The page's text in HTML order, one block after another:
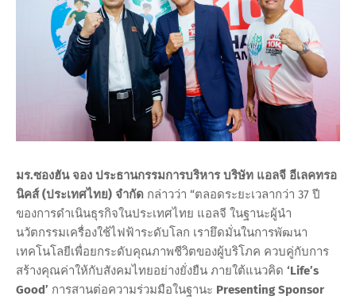
มร.ซองฮัน จอง ประธานกรรมการบริหาร บริษัท แอลจี อีเลคทรอ
นิคส์ (ประเทศไทย) จำกัด กล่าวว่า “ตลอดระยะเวลากว่า 37 ปี
ของการดำเนินธุรกิจในประเทศไทย แอลจี ในฐานะผู้นำ
นวัตกรรมเครื่องใช้ไฟฟ้าระดับโลก เรายึดมั่นในการพัฒนา
เทคโนโลยีเพื่อยกระดับคุณภาพชีวิตของผู้บริโภค ควบคู่กับการ
สร้างคุณค่าให้กับสังคมไทยอย่างยั่งยืน ภายใต้แนวคิด ‘Life’s
Good’ การสานต่อความร่วมมือในฐานะ Presenting Sponsor